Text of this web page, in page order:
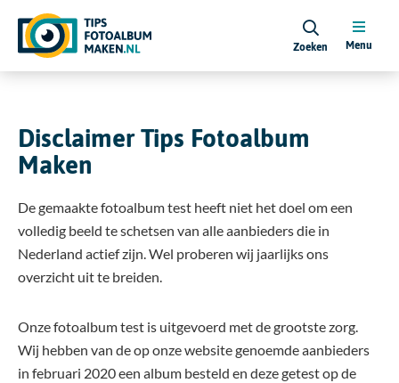
Zoeken Menu
Disclaimer Tips Fotoalbum
Maken
De gemaakte fotoalbum test heeft niet het doel om een
volledig beeld te schetsen van alle aanbieders die in
Nederland actief zijn. Wel proberen wij jaarlijks ons
overzicht uit te breiden.
Onze fotoalbum test is uitgevoerd met de grootste zorg.
Wij hebben van de op onze website genoemde aanbieders
in februari 2020 een album besteld en deze getest op de